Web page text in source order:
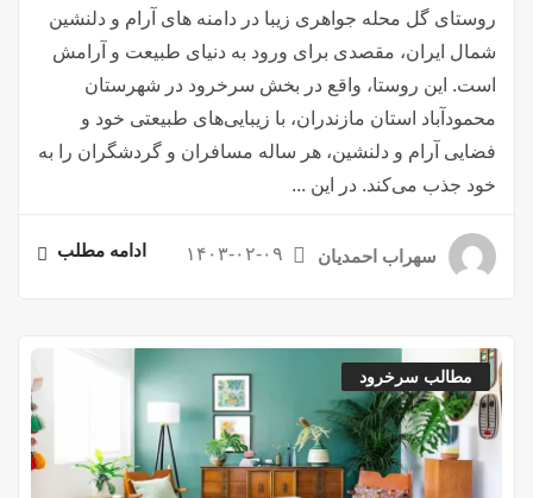
روستای گل محله جواهری زیبا در دامنه های آرام و دلنشین
شمال ایران، مقصدی برای ورود به دنیای طبیعت و آرامش
است. این روستا، واقع در بخش سرخرود در شهرستان
محمودآباد استان مازندران، با زیبایی‌های طبیعتی خود و
فضایی آرام و دلنشین، هر ساله مسافران و گردشگران را به
خود جذب می‌کند. در این ...
سهراب احمدیان ۱۴۰۳-۰۲-۰۹ ادامه مطلب
مطالب سرخرود